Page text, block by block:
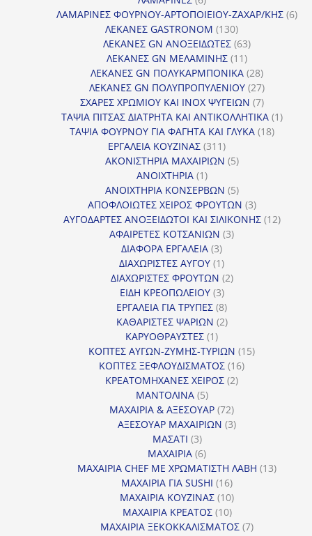
προϊόντα
ΛΑΜΑΡΙΝΕΣ ΦΟΥΡΝΟΥ-ΑΡΤΟΠΟΙΕΙΟΥ-ΖΑΧΑΡ/ΚΗΣ 66
ΛΕΚΑΝΕΣ GASTRONOM 130130
προϊόντα
ΛΕΚΑΝΕΣ GN ΑΝΟΞΕΙΔΩΤΕΣ 6363
ΛΕΚΑΝΕΣ GN ΜΕΛΑΜΙΝΗΣ 1111
προϊόντα
ΛΕΚΑΝΕΣ GN ΠΟΛΥΚΑΡΜΠΟΝΙΚΑ 2828
προϊόντα
ΛΕΚΑΝΕΣ GN ΠΟΛΥΠΡΟΠΥΛΕΝΙΟΥ 2727
προϊόντα
ΣΧΑΡΕΣ ΧΡΩΜΙΟΥ ΚΑΙ INOX ΨΥΓΕΙΩΝ 77
προϊόντα
ΤΑΨΙΑ ΠΙΤΣΑΣ ΔΙΑΤΡΗΤΑ ΚΑΙ ΑΝΤΙΚΟΛΛΗΤΙΚΑ 11
ΤΑΨΙΑ ΦΟΥΡΝΟΥ ΓΙΑ ΦΑΓΗΤΑ ΚΑΙ ΓΛΥΚΑ 1818
ΕΡΓΑΛΕΙΑ ΚΟΥΖΙΝΑΣ 311311
προϊόντα
ΑΚΟΝΙΣΤΗΡΙΑ ΜΑΧΑΙΡΙΩΝ 55
ΑΝΟΙΧΤΗΡΙΑ 11
προϊόν
ΑΝΟΙΧΤΗΡΙΑ ΚΟΝΣΕΡΒΩΝ 55
προϊόντα
ΑΠΟΦΛΟΙΩΤΕΣ ΧΕΙΡΟΣ ΦΡΟΥΤΩΝ 33
προϊόντα
ΑΥΓΟΔΑΡΤΕΣ ΑΝΟΞΕΙΔΩΤΟΙ ΚΑΙ ΣΙΛΙΚΟΝΗΣ 1212
ΑΦΑΙΡΕΤΕΣ ΚΟΤΣΑΝΙΩΝ 33
ΔΙΑΦΟΡΑ ΕΡΓΑΛΕΙΑ 33
προϊόντα
ΔΙΑΧΩΡΙΣΤΕΣ ΑΥΓΟΥ 11
προϊόν
ΔΙΑΧΩΡΙΣΤΕΣ ΦΡΟΥΤΩΝ 22
ΕΙΔΗ ΚΡΕΟΠΩΛΕΙΟΥ 33
προϊόντα
ΕΡΓΑΛΕΙΑ ΓΙΑ ΤΡΥΠΕΣ 88
προϊόντα
ΚΑΘΑΡΙΣΤΕΣ ΨΑΡΙΩΝ 22
ΚΑΡΥΟΘΡΑΥΣΤΕΣ 11
προϊόν
ΚΟΠΤΕΣ ΑΥΓΩΝ-ΖΥΜΗΣ-ΤΥΡΙΩΝ 1515
ΚΟΠΤΕΣ ΞΕΦΛΟΥΔΙΣΜΑΤΟΣ 1616
ΚΡΕΑΤΟΜΗΧΑΝΕΣ ΧΕΙΡΟΣ 22
ΜΑΝΤΟΛΙΝΑ 55
προϊόντα
ΜΑΧΑΙΡΙΑ & ΑΞΕΣΟΥΑΡ 7272
προϊόντα
ΑΞΕΣΟΥΑΡ ΜΑΧΑΙΡΙΩΝ 33
ΜΑΣΑΤΙ 33
προϊόντα
ΜΑΧΑΙΡΙΑ 66
προϊόντα
ΜΑΧΑΙΡΙΑ CHEF ΜΕ ΧΡΩΜΑΤΙΣΤΗ ΛΑΒΗ 1313
ΜΑΧΑΙΡΙΑ ΓΙΑ SUSHI 1616
προϊόντα
ΜΑΧΑΙΡΙΑ ΚΟΥΖΙΝΑΣ 1010
προϊόντα
ΜΑΧΑΙΡΙΑ ΚΡΕΑΤΟΣ 1010
προϊόντα
ΜΑΧΑΙΡΙΑ ΞΕΚΟΚΚΑΛΙΣΜΑΤΟΣ 77